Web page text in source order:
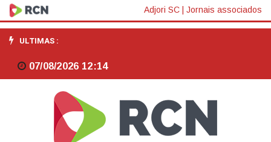
Representação
catarinense
na
diretoria
Adjori SC Jornais associados
ULTIMAS :
07/08/2026 12:14